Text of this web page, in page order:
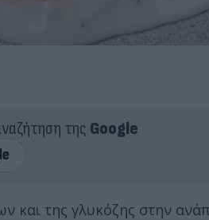
της Google
και της γλυκόζης στην